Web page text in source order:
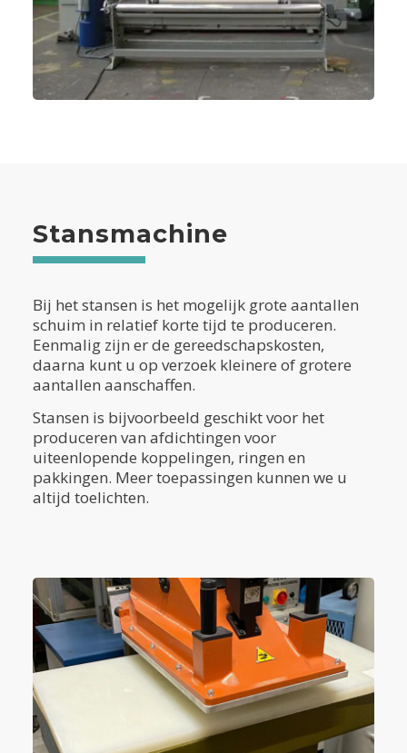
Stansmachine
Bij het stansen is het mogelijk grote aantallen
schuim in relatief korte tijd te produceren.
Eenmalig zijn er de gereedschapskosten,
daarna kunt u op verzoek kleinere of grotere
aantallen aanschaffen.
Stansen is bijvoorbeeld geschikt voor het
produceren van afdichtingen voor
uiteenlopende koppelingen, ringen en
pakkingen. Meer toepassingen kunnen we u
altijd toelichten.